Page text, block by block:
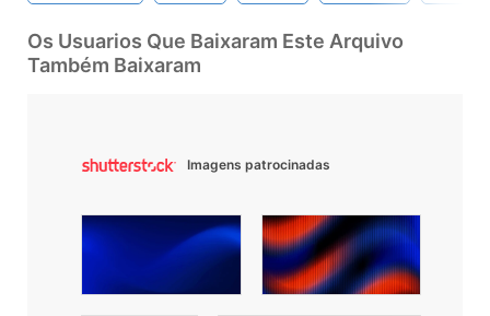
Os Usuarios Que Baixaram Este Arquivo
Também Baixaram
Imagens patrocinadas